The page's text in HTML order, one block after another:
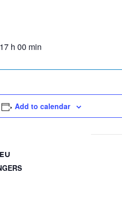
17 h 00 min
Add to calendar